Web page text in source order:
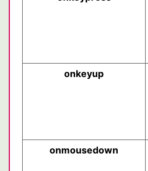
onkeyup
onmousedown